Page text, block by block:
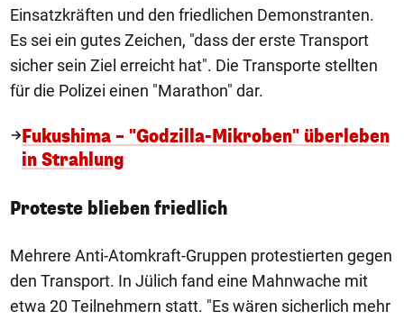
Einsatzkräften und den friedlichen Demonstranten.
Es sei ein gutes Zeichen, "dass der erste Transport
sicher sein Ziel erreicht hat". Die Transporte stellten
für die Polizei einen "Marathon" dar.
Fukushima – "Godzilla-Mikroben" überleben
in Strahlung
Proteste blieben friedlich
Mehrere Anti-Atomkraft-Gruppen protestierten gegen
den Transport. In Jülich fand eine Mahnwache mit
etwa 20 Teilnehmern statt. "Es wären sicherlich mehr